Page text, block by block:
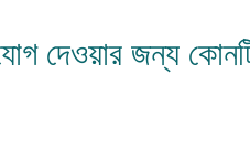
দেওয়ার জন্য